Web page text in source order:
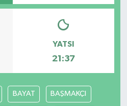
YATSI
21:37
BAYAT BAŞMAKÇI